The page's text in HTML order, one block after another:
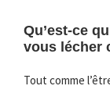
Qu’est-ce
vous lécher
Tout comme